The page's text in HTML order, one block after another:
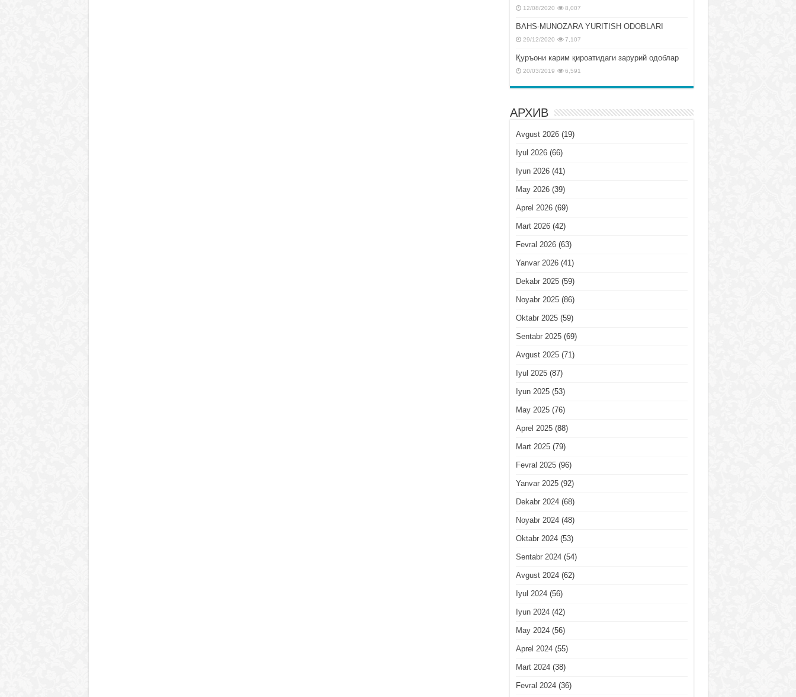
12/08/2020 8,007
BAHS-MUNOZARA YURITISH ODOBLARI
29/12/2020 7,107
Қуръони карим қироатидаги зарурий одоблар
20/03/2019 6,591
АРХИВ
Avgust 2026(19)
Iyul 2026(66)
Iyun 2026(41)
May 2026(39)
Aprel 2026(69)
Mart 2026(42)
Fevral 2026(63)
Yanvar 2026(41)
Dekabr 2025(59)
Noyabr 2025(86)
Oktabr 2025(59)
Sentabr 2025(69)
Avgust 2025(71)
Iyul 2025(87)
Iyun 2025(53)
May 2025(76)
Aprel 2025(88)
Mart 2025(79)
Fevral 2025(96)
Yanvar 2025(92)
Dekabr 2024(68)
Noyabr 2024(48)
Oktabr 2024(53)
Sentabr 2024(54)
Avgust 2024(62)
Iyul 2024(56)
Iyun 2024(42)
May 2024(56)
Aprel 2024(55)
Mart 2024(38)
Fevral 2024(36)